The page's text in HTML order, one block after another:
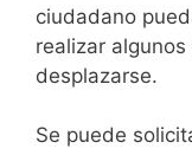
ciudadano
realizar
desplazarse.​
Se puede